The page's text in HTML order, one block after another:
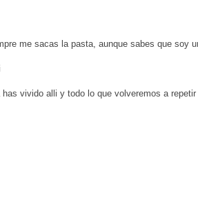
me sacas la pasta, aunque sabes que soy
vivido alli y todo lo que volveremos a repetir